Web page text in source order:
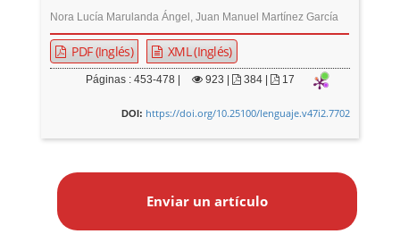
Nora Lucía Marulanda Ángel, Juan Manuel Martínez García
PDF (Inglés) XML (Inglés)
Páginas : 453-478 | 923 | 384 | 17
DOI: https://doi.org/10.25100/lenguaje.v47i2.7702
Enviar un artículo